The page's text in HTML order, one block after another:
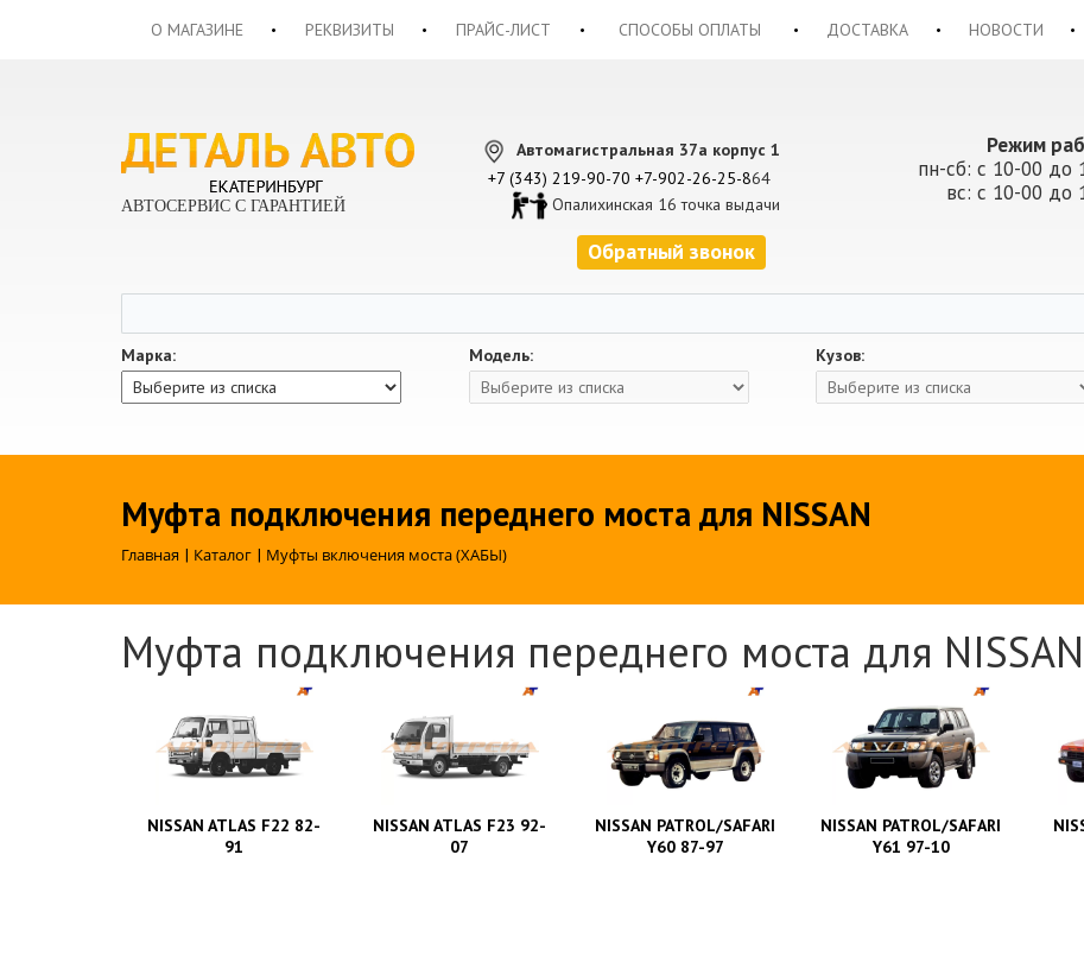
О МАГАЗИНЕ РЕКВИЗИТЫ ПРАЙС-ЛИСТ СПОСОБЫ ОПЛАТЫ ДОСТАВКА НОВОСТИ
АВТОСЕРВИС С ГАРАНТИЕЙ
Автомагистральная 37а корпус 1
+7 (343) 219-90-70 +7-902-26-25-864
Опалихинская 16 точка выдачи
Обратный звонок
Режим
пн-сб: с 10-00 до
вс: с 10-00 до
Марка: Модель: Кузов:
Муфта подключения переднего моста для NISSAN
Главная | Каталог | Муфты включения моста (ХАБЫ)
Муфта подключения переднего моста для NISSAN
NISSAN ATLAS F22 82-
91
NISSAN ATLAS F23 92-
07
NISSAN PATROL/SAFARI
Y60 87-97
NISSAN PATROL/SAFARI
Y61 97-10